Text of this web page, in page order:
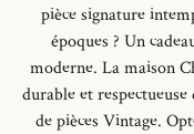
pièce signature
époques ? Un
moderne. La maison
durable et
de pièces Vintage.